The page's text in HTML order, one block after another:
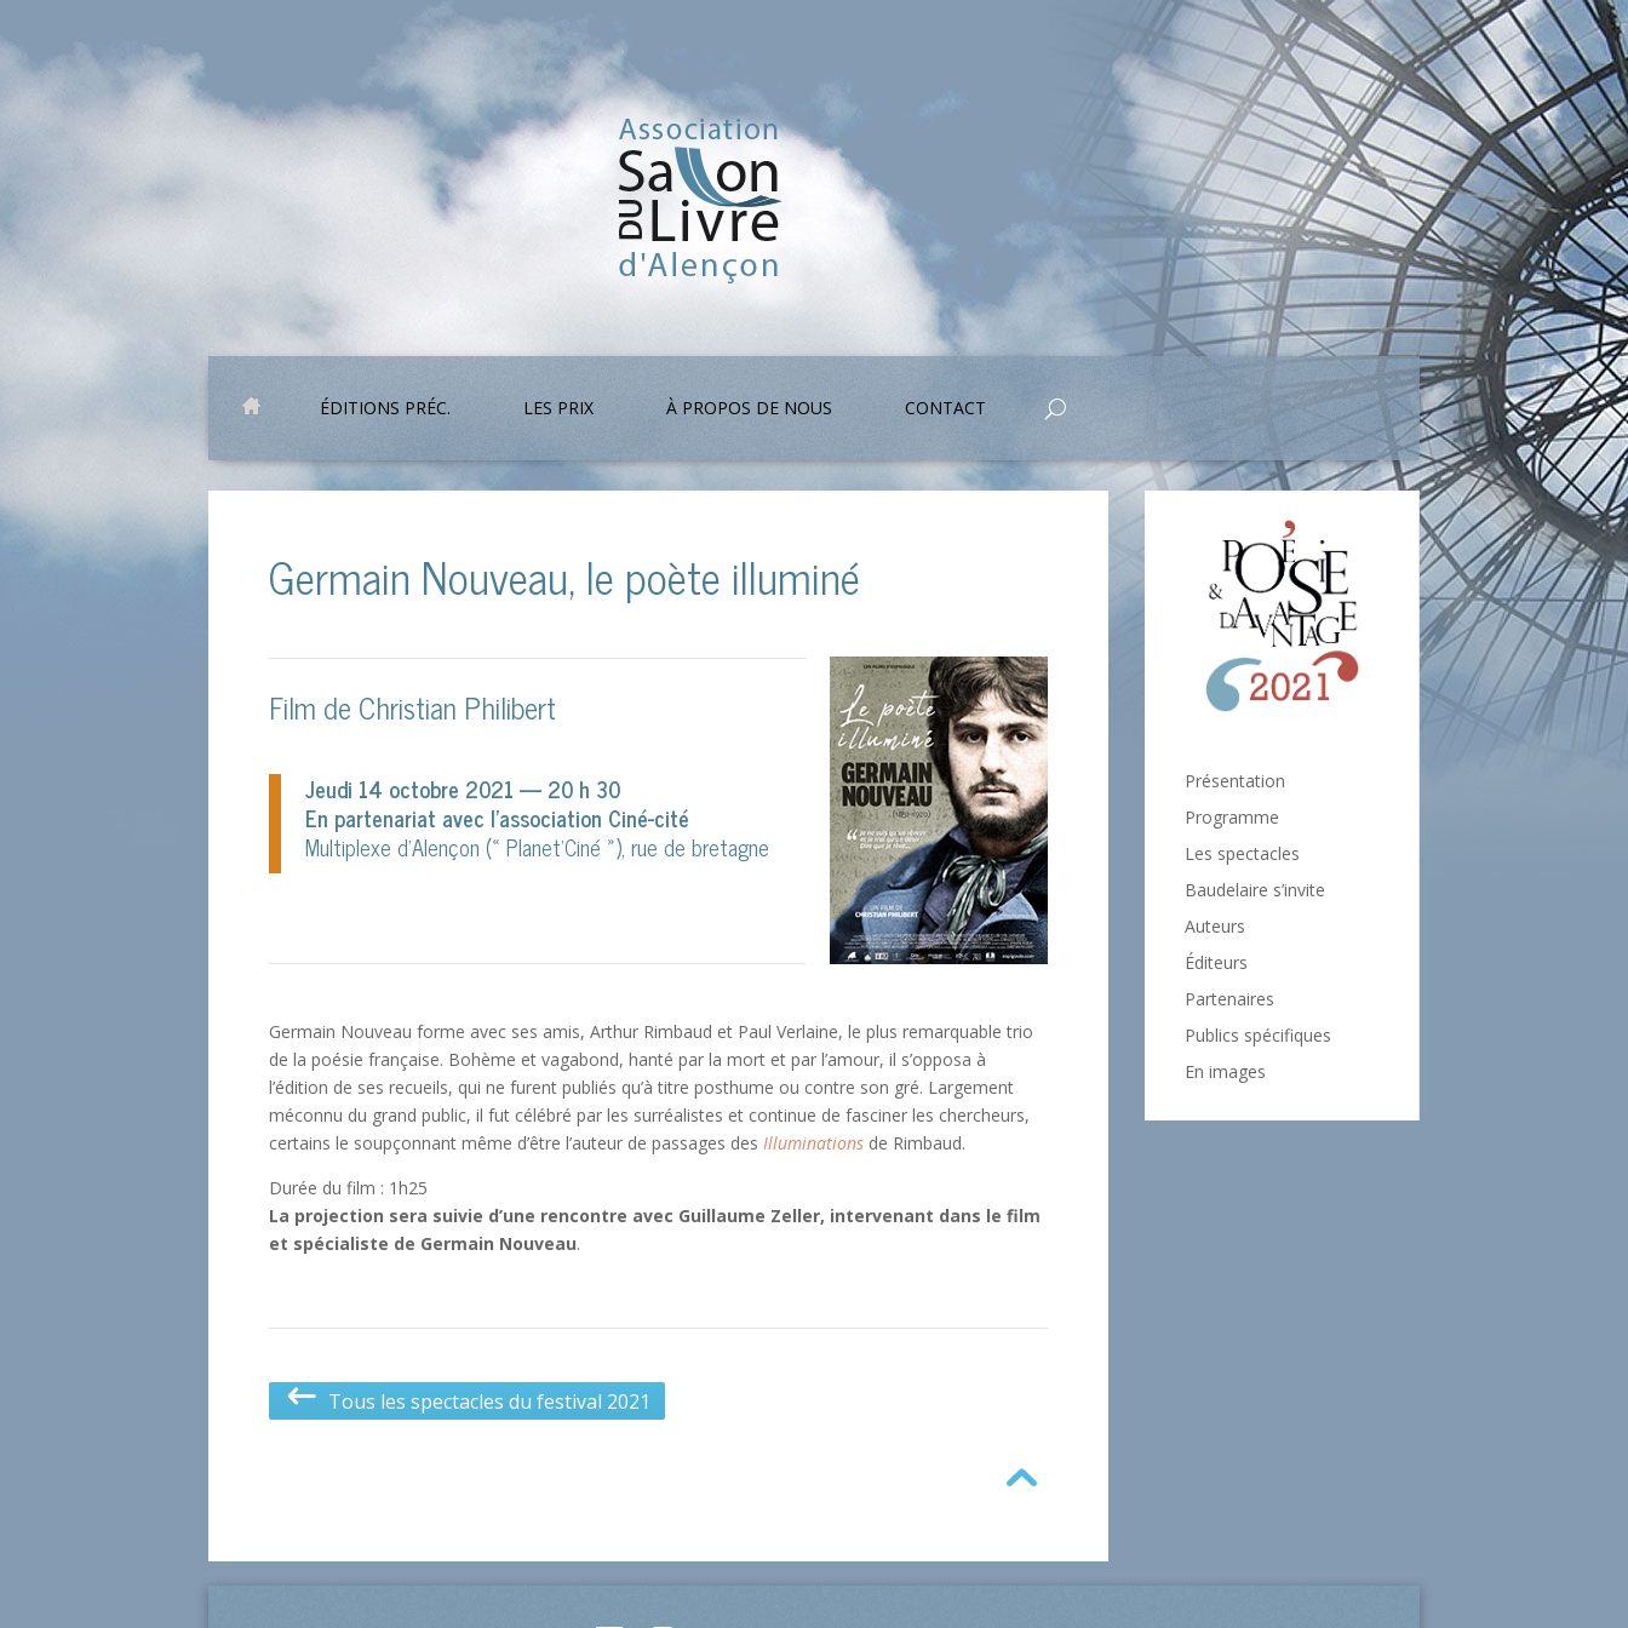
ÉDITIONS PRÉC. LES PRIX À PROPOS DE NOUS CONTACT
Germain Nouveau, le poète illuminé
Film de Christian Philibert
Jeudi 14 octobre 2021 — 20 h 30
En partenariat avec l’association Ciné-cité
Multiplexe d’Alençon (« Planet’Ciné »), rue de bretagne
Germain Nouveau forme avec ses amis, Arthur Rimbaud et Paul Verlaine, le plus remarquable trio
de la poésie française. Bohème et vagabond, hanté par la mort et par l’amour, il s’opposa à
l’édition de ses recueils, qui ne furent publiés qu’à titre posthume ou contre son gré. Largement
méconnu du grand public, il fut célébré par les surréalistes et continue de fasciner les chercheurs,
certains le soupçonnant même d’être l’auteur de passages des Illuminations de Rimbaud.
Durée du film : 1h25
La projection sera suivie d’une rencontre avec Guillaume Zeller, intervenant dans le film
et spécialiste de Germain Nouveau.
Tous les spectacles du festival 2021
Présentation
Programme
Les spectacles
Baudelaire s’invite
Auteurs
Éditeurs
Partenaires
Publics spécifiques
En images